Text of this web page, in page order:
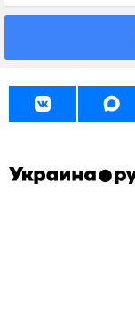
США Китай
Украина.ру